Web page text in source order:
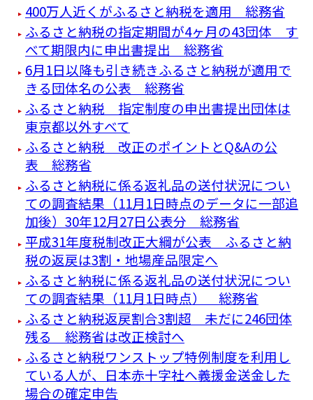
400万人近くがふるさと納税を適用 総務省
ふるさと納税の指定期間が4ヶ月の43団体 す
べて期限内に申出書提出 総務省
6月1日以降も引き続きふるさと納税が適用で
きる団体名の公表 総務省
ふるさと納税 指定制度の申出書提出団体は
東京都以外すべて
ふるさと納税 改正のポイントとQ&Aの公
表 総務省
ふるさと納税に係る返礼品の送付状況につい
ての調査結果（11月1日時点のデータに一部追
加後）30年12月27日公表分 総務省
平成31年度税制改正大綱が公表 ふるさと納
税の返戻は3割・地場産品限定へ
ふるさと納税に係る返礼品の送付状況につい
ての調査結果（11月1日時点） 総務省
ふるさと納税返戻割合3割超 未だに246団体
残る 総務省は改正検討へ
ふるさと納税ワンストップ特例制度を利用し
ている人が、日本赤十字社へ義援金送金した
場合の確定申告